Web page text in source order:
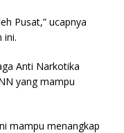
Pusat,” ucapnya
ini.
Anti Narkotika
yang mampu
mampu menangkap